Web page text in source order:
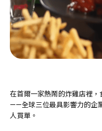
在首爾一家熱鬧的炸雞店裡
——全球三位最具影響力的企
人買單。